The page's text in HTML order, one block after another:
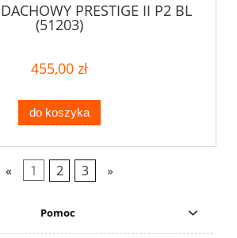
PRESTIGE II P2 BL
(51203)
455,00 zł
do koszyka
« 1 2 3 »
Pomoc